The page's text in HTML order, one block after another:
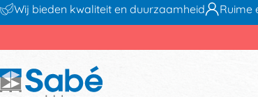
Wij bieden kwaliteit en duurzaamheid Ruime